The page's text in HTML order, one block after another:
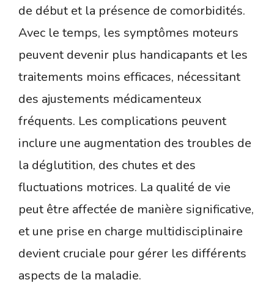
de début et la présence de comorbidités.
Avec le temps, les symptômes moteurs
peuvent devenir plus handicapants et les
traitements moins efficaces, nécessitant
des ajustements médicamenteux
fréquents. Les complications peuvent
inclure une augmentation des troubles de
la déglutition, des chutes et des
fluctuations motrices. La qualité de vie
peut être affectée de manière significative,
et une prise en charge multidisciplinaire
devient cruciale pour gérer les différents
aspects de la maladie.